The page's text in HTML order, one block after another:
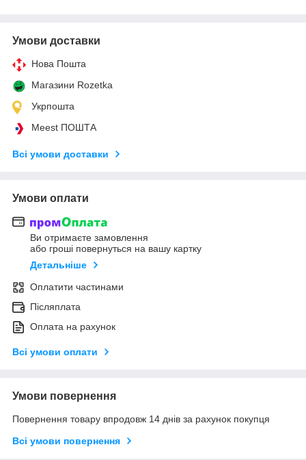
Умови доставки
Нова Пошта
Магазини Rozetka
Укрпошта
Meest ПОШТА
Всі умови доставки
Умови оплати
Ви отримаєте замовлення
або гроші повернуться на вашу картку
Детальніше
Оплатити частинами
Післяплата
Оплата на рахунок
Всі умови оплати
Умови повернення
Повернення товару впродовж 14 днів за рахунок покупця
Всі умови повернення